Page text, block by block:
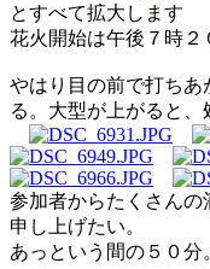
とすべて拡大します
花火開始は午後７時２
やはり目の前で打ち
る。大型が上がると、
参加者からたくさん
申し上げたい。
あっという間の５０分